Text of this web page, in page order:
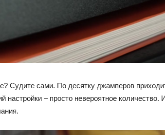
Судите сами. По десятку джамперов
настройки – просто невероятное количество.